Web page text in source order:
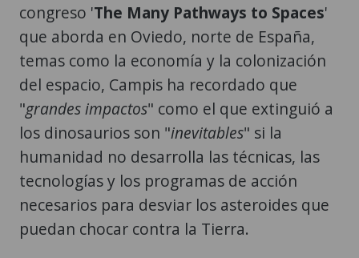
congreso 'The Many Pathways to Spaces'
que aborda en Oviedo, norte de España,
temas como la economía y la colonización
del espacio, Campis ha recordado que
"grandes impactos" como el que extinguió a
los dinosaurios son "inevitables" si la
humanidad no desarrolla las técnicas, las
tecnologías y los programas de acción
necesarios para desviar los asteroides que
puedan chocar contra la Tierra.